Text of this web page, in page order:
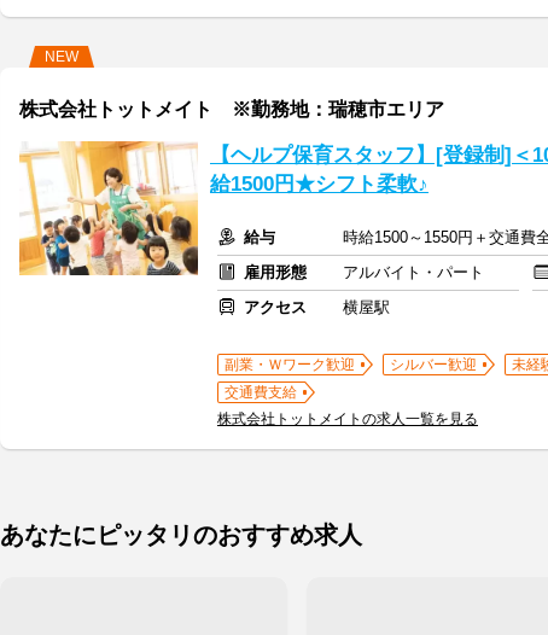
NEW
株式会社トットメイト ※勤務地：瑞穂市エリア
【ヘルプ保育スタッフ】[登録制]＜
給1500円★シフト柔軟♪
給与
時給1500～1550円＋交通費
雇用形態
アルバイト・パート
アクセス
横屋駅
副業・Ｗワーク歓迎 シルバー歓迎 未経
交通費支給
株式会社トットメイトの求人一覧を見る
あなたにピッタリのおすすめ求人